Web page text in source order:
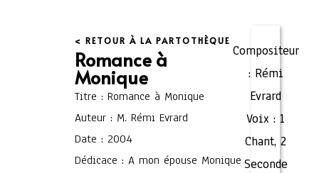
< RETOUR À LA PARTOTHÈQUE
Romance à
Monique
Titre : Romance à Monique
Auteur : M. Rémi Evrard
Date : 2004
Dédicace : A mon épouse Monique
Compositeur
: Rémi
Evrard
Voix : 1
Chant,2
Seconde